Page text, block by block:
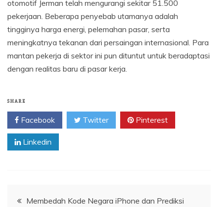
otomotif Jerman telah mengurangi sekitar 51.500
pekerjaan. Beberapa penyebab utamanya adalah
tingginya harga energi, pelemahan pasar, serta
meningkatnya tekanan dari persaingan internasional. Para
mantan pekerja di sektor ini pun dituntut untuk beradaptasi
dengan realitas baru di pasar kerja.
SHARE
Facebook Twitter Pinterest
Linkedin
Navigasi
Membedah Kode Negara iPhone dan Prediksi